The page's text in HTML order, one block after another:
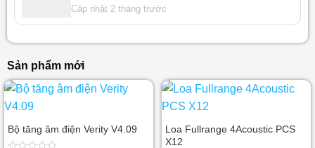
Cập nhật 2 tháng trước
Sản phẩm mới
Bộ tăng âm điện Verity V4.09
Loa Fullrange 4Acoustic PCS
X12